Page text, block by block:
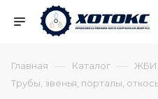
Главная — Каталог — ЖБИ
Трубы, звенья, порталы,